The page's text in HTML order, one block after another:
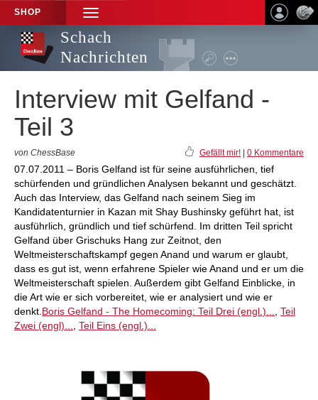
SHOP
TOGGLE
NAVIGATION
Schach
Nachrichten
Interview mit Gelfand -
Teil 3
von ChessBase Gefällt mir! 0 Kommentare
07.07.2011 – Boris Gelfand ist für seine ausführlichen, tief
schürfenden und gründlichen Analysen bekannt und geschätzt.
Auch das Interview, das Gelfand nach seinem Sieg im
Kandidatenturnier in Kazan mit Shay Bushinsky geführt hat, ist
ausführlich, gründlich und tief schürfend. Im dritten Teil spricht
Gelfand über Grischuks Hang zur Zeitnot, den
Weltmeisterschaftskampf gegen Anand und warum er glaubt,
dass es gut ist, wenn erfahrene Spieler wie Anand und er um die
Weltmeisterschaft spielen. Außerdem gibt Gelfand Einblicke, in
die Art wie er sich vorbereitet, wie er analysiert und wie er
denkt. Boris Gelfand - The Homecoming: Teil Drei (engl.)...
Teil
Zwei (engl)...
Teil Eins (engl.)...